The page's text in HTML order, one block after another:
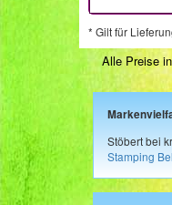
* Gilt für
Alle Preise
Stöbert bei
Stamping